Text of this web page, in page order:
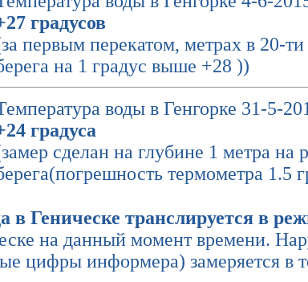
градусов
первым перекатом, метрах в 20-
на 1 градус выше +28 ))
воды в Генгорке 31-5-
градуса
сделан на глубине 1 метра на
термометра 1.5
в Геническе транслируется в
на данный момент времени.
цифры информера) замеряется в